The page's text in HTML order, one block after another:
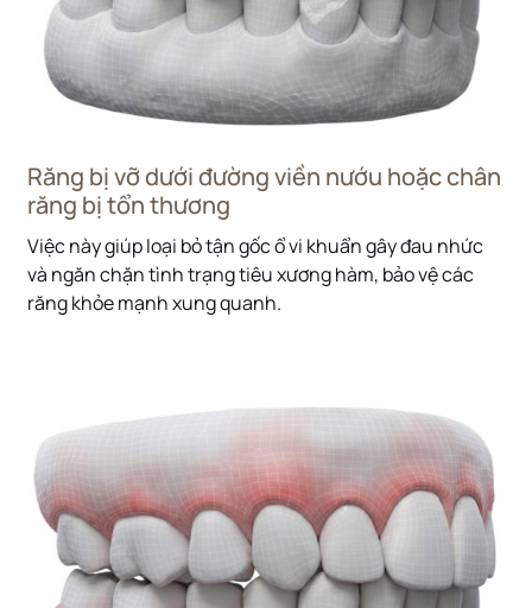
Răng bị vỡ dưới đường viền nướu hoặc chân
răng bị tổn thương
Việc này giúp loại bỏ tận gốc ổ vi khuẩn gây đau nhức
và ngăn chặn tình trạng tiêu xương hàm, bảo vệ các
răng khỏe mạnh xung quanh.